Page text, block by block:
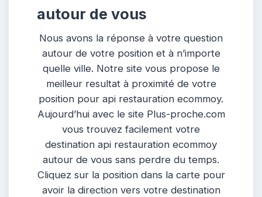
autour de vous
Nous avons la réponse à votre question
autour de votre position et à n’importe
quelle ville. Notre site vous propose le
meilleur resultat à proximité de votre
position pour api restauration ecommoy.
Aujourd’hui avec le site Plus-proche.com
vous trouvez facilement votre
destination api restauration ecommoy
autour de vous sans perdre du temps.
Cliquez sur la position dans la carte pour
avoir la direction vers votre destination